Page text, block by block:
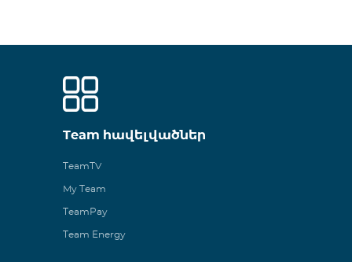
Team հավելվածներ
TeamTV
My Team
TeamPay
Team Energy